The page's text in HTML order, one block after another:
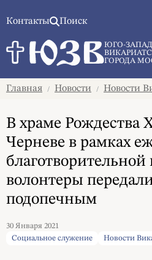
Контакты Поиск
ЮГО-
ГОРОДА
Главная / Новости / Новости
В храме Рождества
Черневе в рамках
волонтеры
подопечным
30 Января 2021
Социальное служение
Новости